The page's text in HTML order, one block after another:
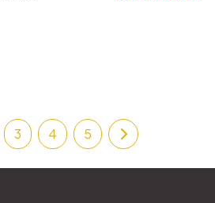
3 4 5